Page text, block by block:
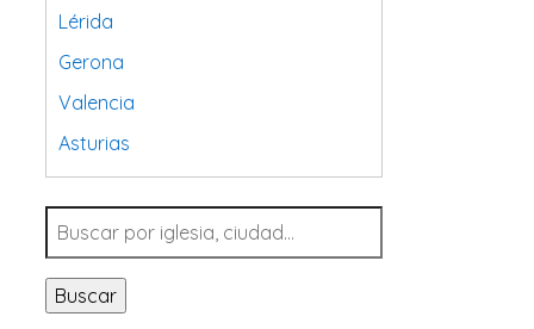
Lérida
Gerona
Valencia
Asturias
Tarragona
Navarra
Valladolid
Sevilla
Buscar